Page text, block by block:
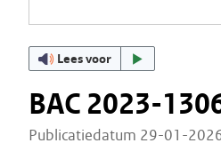
Lees voor
BAC 2023-
Publicatiedatum 29-01-